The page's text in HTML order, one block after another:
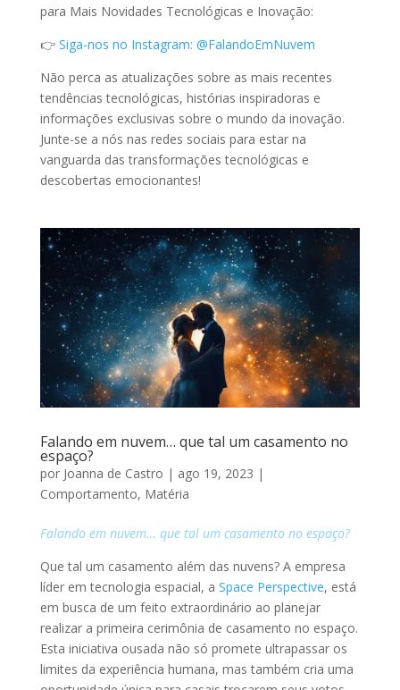
para Mais Novidades Tecnológicas e Inovação:
👉 Siga-nos no Instagram: @FalandoEmNuvem
Não perca as atualizações sobre as mais recentes
tendências tecnológicas, histórias inspiradoras e
informações exclusivas sobre o mundo da inovação.
Junte-se a nós nas redes sociais para estar na
vanguarda das transformações tecnológicas e
descobertas emocionantes!
Falando em nuvem… que tal um casamento no
espaço?
por Joanna de Castro | ago 19, 2023 |
Comportamento, Matéria
Falando em nuvem… que tal um casamento no espaço?
Que tal um casamento além das nuvens? A empresa
líder em tecnologia espacial, a Space Perspective, está
em busca de um feito extraordinário ao planejar
realizar a primeira cerimônia de casamento no espaço.
Esta iniciativa ousada não só promete ultrapassar os
limites da experiência humana, mas também cria uma